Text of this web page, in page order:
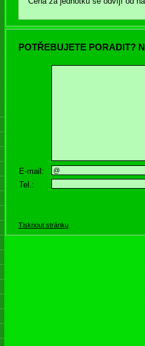
POTŘEBUJETE PORADIT?
E-mail:
Tel.:
Tisknout stránku